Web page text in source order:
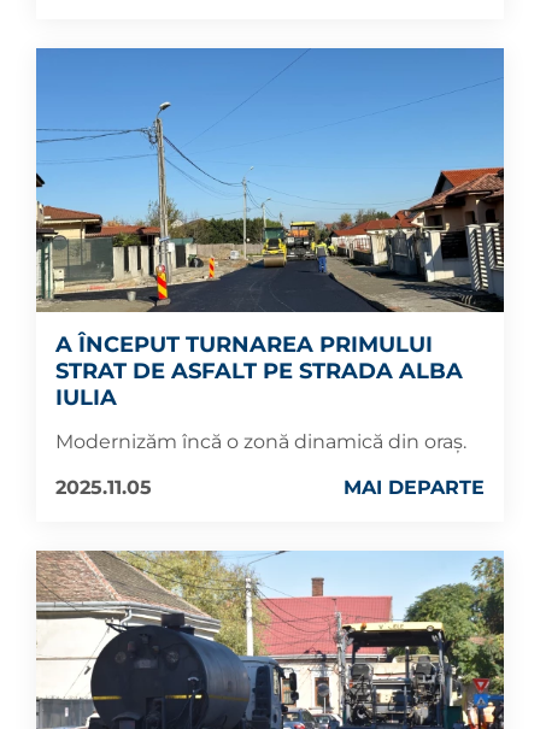
A ÎNCEPUT TURNAREA PRIMULUI
STRAT DE ASFALT PE STRADA ALBA
IULIA
Modernizăm încă o zonă dinamică din oraș.
2025.11.05
MAI DEPARTE